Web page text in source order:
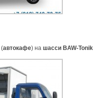
(автокафе) на шасси BAW-Tonik